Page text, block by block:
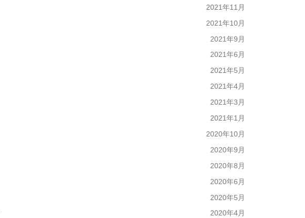
2021年11月
2021年10月
2021年9月
2021年6月
2021年5月
2021年4月
2021年3月
2021年1月
2020年10月
2020年9月
2020年8月
2020年6月
2020年5月
2020年4月